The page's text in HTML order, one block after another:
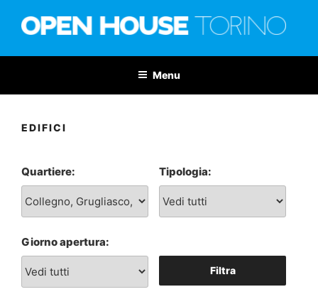
Menu
EDIFICI
Quartiere: Tipologia:
Giorno apertura:
Filtra